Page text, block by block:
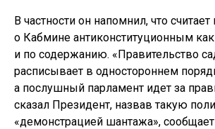
В частности он напомнил, что
о Кабмине антиконституционным
и по содержанию. «Правительство
расписывает в одностороннем
а послушный парламент идет за
сказал Президент, назвав такую
«демонстрацией шантажа»,